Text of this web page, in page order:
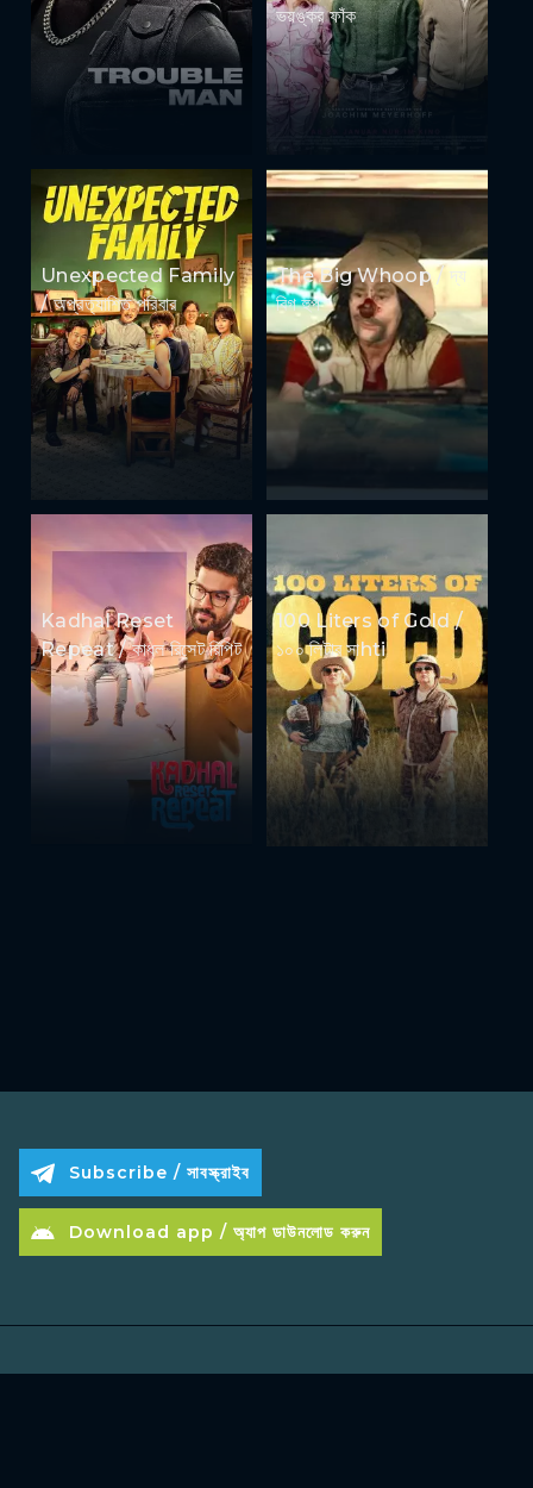
ভয়ঙ্কর ফাঁক
Unexpected Family
/ অপ্রত্যাশিত পরিবার
The Big Whoop / দ্য
বিগ হুপ
Kadhal Reset
Repeat / কাধল রিসেট রিপিট
100 Liters of Gold /
১০০ লিটার সাhti
Subscribe / সাবস্ক্রাইব
Download app / অ্যাপ ডাউনলোড করুন